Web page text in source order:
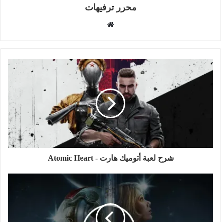
محرر ترفيهات
شرح لعبة أتوميك هارت - Atomic Heart